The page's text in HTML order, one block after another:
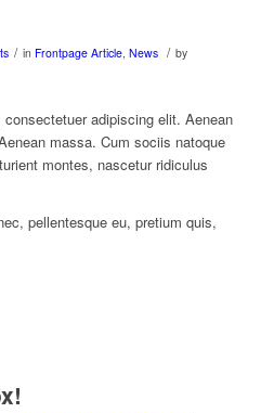
/ in Frontpage Article, News / by
adipiscing elit. Aenean
massa. Cum sociis natoque
montes, nascetur ridiculus
pellentesque eu, pretium quis,